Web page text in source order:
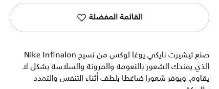
القائمة المفضلة
صنع تيشيرت نايكي يوغا لوكس من نسيج Nike Infinalon
الذي يمنحك الشعور بالنعومة والمرونة والسلاسة بشكل لا
يقاوم. ويوفر شعورا ضاغطا بلطف أثناء التنفس والتمدد